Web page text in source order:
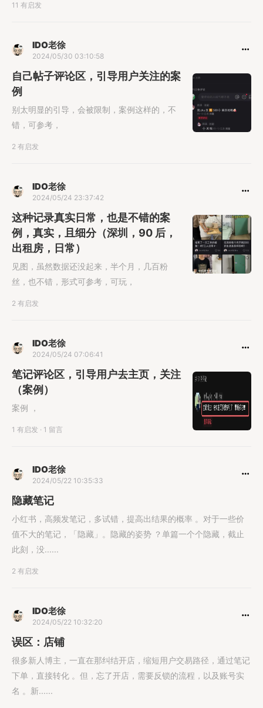
11 有启发
IDO老徐
2024/05/30 03:10:58
自己帖子评论区，引导用户关注的案
例
别太明显的引导，会被限制，案例这样的，不
错，可参考，
2 有启发
IDO老徐
2024/05/24 23:37:42
这种记录真实日常，也是不错的案
例，真实，且细分（深圳，90 后，
出租房，日常）
见图，虽然数据还没起来，半个月，几百粉
丝，也不错，形式可参考，可玩，
2 有启发
IDO老徐
2024/05/24 07:06:41
笔记评论区，引导用户去主页，关注
（案例）
案例 ，
1 有启发 · 1 留言
IDO老徐
2024/05/22 10:35:33
隐藏笔记
小红书，高频发笔记，多试错，提高出结果的概率 。对于一些价
值不大的笔记，「隐藏」。隐藏的姿势 ？单篇一个个隐藏，截止
此刻，没......
2 有启发
IDO老徐
2024/05/22 10:32:20
误区：店铺
很多新人博主，一直在那纠结开店，缩短用户交易路径，通过笔记
下单，直接转化 。但，忘了开店，需要反锁的流程，以及账号实
名 。新......